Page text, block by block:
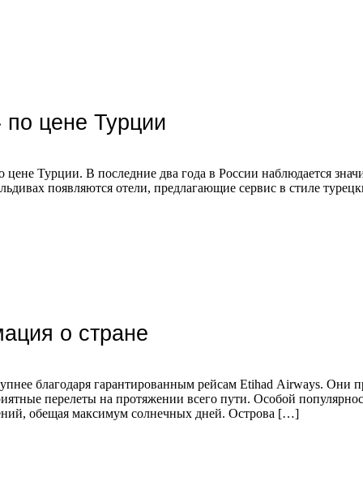
цене Турции
Турции. В последние два года в России наблюдается
появляются отели, предлагающие сервис в стиле
о стране
благодаря гарантированным рейсам Etihad Airways. Они
перелеты на протяжении всего пути. Особой
обещая максимум солнечных дней. Острова […]